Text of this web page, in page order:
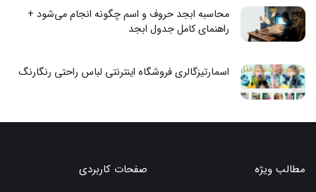
محاسبه ابجد حروف و اسم چگونه انجام می‌شود +
راهنمای کامل جدول ابجد
اسمارتیزگالری فروشگاه اینترنتی لباس راحتی رنگارنگ
مطالب ویژه صفحات کاربردی